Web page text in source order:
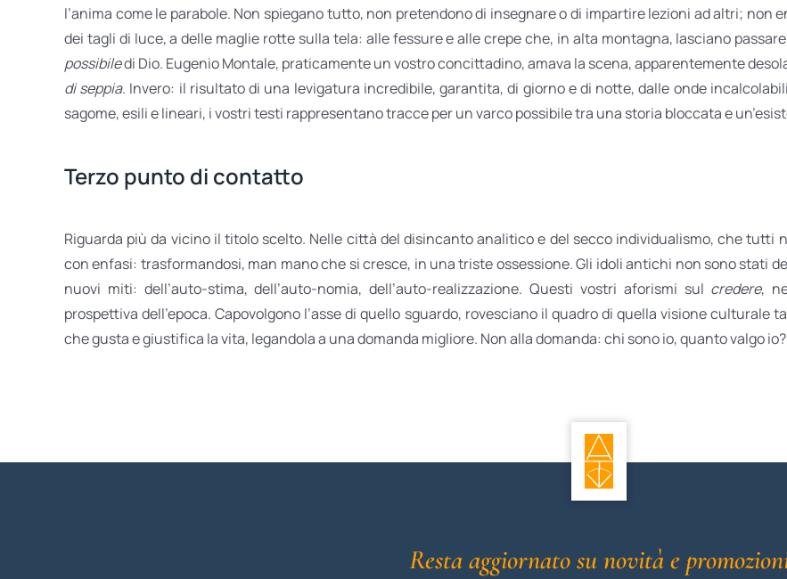
l’anima come le parabole. Non spiegano tutto, non pretendono di insegnare o di impartire lezioni ad altri;
dei tagli di luce, a delle maglie rotte sulla tela: alle fessure e alle crepe che, in alta montagna, lasciano
possibiledi Dio. Eugenio Montale, praticamente un vostro concittadino, amava la scena, apparentemente
di seppia. Invero: il risultato di una levigatura incredibile, garantita, di giorno e di notte, dalle onde
sagome, esili e lineari, i vostri testi rappresentano tracce per un varco possibile tra una storia bloccata e
Terzo punto di contatto
Riguarda più da vicino il titolo scelto. Nelle città del disincanto analitico e del secco individualismo, che tutti
con enfasi: trasformandosi, man mano che si cresce, in una triste ossessione. Gli idoli antichi non sono stati
nuovi miti: dell’auto-stima, dell’auto-nomia, dell’auto-realizzazione. Questi vostri aforismi sul credere,
prospettiva dell’epoca. Capovolgono l’asse di quello sguardo, rovesciano il quadro di quella visione culturale
che gusta e giustifica la vita, legandola a una domanda migliore. Non alla domanda: chi sono io, quanto valgo
Resta aggiornato su novità e